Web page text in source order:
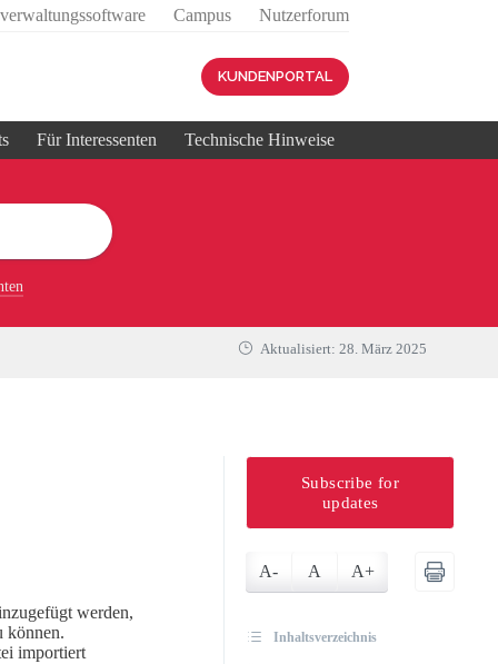
Campus Nutzerforum
KUNDENPORTAL
Für Interessenten Technische Hinweise
Aktualisiert: 28. März 2025
werden,
können.
importiert
Subscribe for
updates
A- A A+
Inhaltsverzeichnis